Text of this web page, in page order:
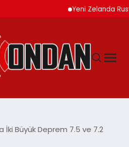
Yeni Zelanda
İki Büyük Deprem 7.5 ve 7.2